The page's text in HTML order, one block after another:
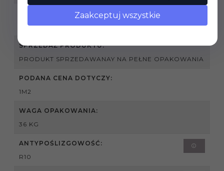
GRUBOŚĆ PŁYTKI:
11 MM
SPRZEDAŻ PRODUKTU:
PRODUKT SPRZEDAWANAY NA PEŁNE OPAKOWANIA
PODANA CENA DOTYCZY:
1M2
WAGA OPAKOWANIA:
36 KG
ANTYPOŚLIZGOWOŚĆ:
R10
Zaakceptuj wszystkie